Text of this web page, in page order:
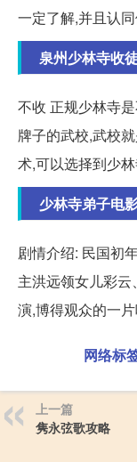
一定了解,并且认
泉州少林寺收
不收 正规少林寺
牌子的武校,武校
术,可以选择到少
少林寺弟子电
剧情介绍: 民国初
主洪远领女儿彩
演,博得观众的一
网络标
上一篇
隽永弦歌攻略